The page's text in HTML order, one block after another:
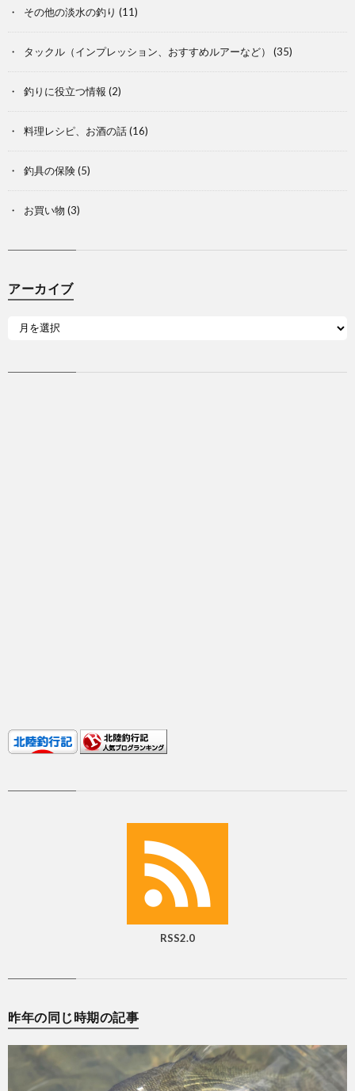
その他の淡水の釣り (11)
タックル（インプレッション、おすすめルアーなど） (35)
釣りに役立つ情報 (2)
料理レシピ、お酒の話(16)
釣具の保険(5)
お買い物 (3)
アーカイブ
RSS2.0
昨年の同じ時期の記事